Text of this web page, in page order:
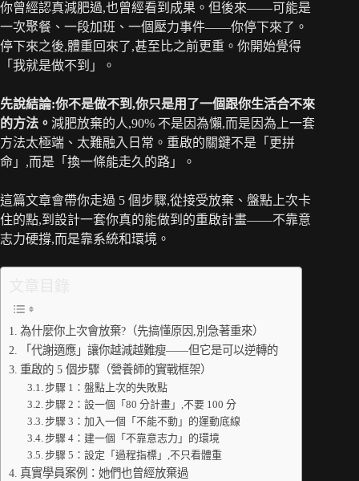
你曾經認真減肥過,也曾經看到成果。但後來——可能是
一次聚餐、一段加班、一個壓力事件——你停下來了。
停下來之後,體重回來了,甚至比之前更重。你開始覺得
「我就是做不到」。
先說結論:你不是做不到,你只是用了一個跟你生活合不來
的方法。 減肥放棄的人,90% 不是因為懶,而是因為上一套
方法太極端、太難融入日常。重啟的關鍵不是「更拼
命」,而是「換一條能走久的路」。
這篇文章會帶你走過 5 個步驟,從接受放棄、盤點上次卡
住的點,到設計一套你真的能做到的重啟計畫——不靠意
志力硬撐,而是靠系統和環境。
為什麼你上次會放棄?（先搞懂原因,別急著重來）
「代謝適應」讓你越減越難瘦——但它是可以逆轉的
重啟的 5 個步驟（營養師的實戰框架）
步驟 1：盤點上次的失敗點
步驟 2：設一個「80 分計畫」,不要 100 分
步驟 3：加入一個「不能不動」的運動底線
步驟 4：建一個「不靠意志力」的環境
步驟 5：設定「過程指標」,不只看體重
真實學員案例：她們也曾經放棄過